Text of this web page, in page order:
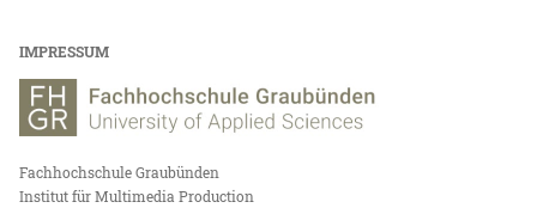
IMPRESSUM
Fachhochschule Graubünden
Institut für Multimedia Production